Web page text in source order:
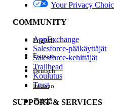
Edition
Kokemus
Your Privacy
COMMUNITY
AppExchange
Salesforce-pääkäyttäjät
Salesforce-kehittäjät
Trailhead
Koulutus
Trust
SUPPORT & SERVICES
English
Français
Deutsch
Italiano
日本語